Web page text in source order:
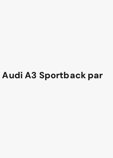
A3 Sportback par